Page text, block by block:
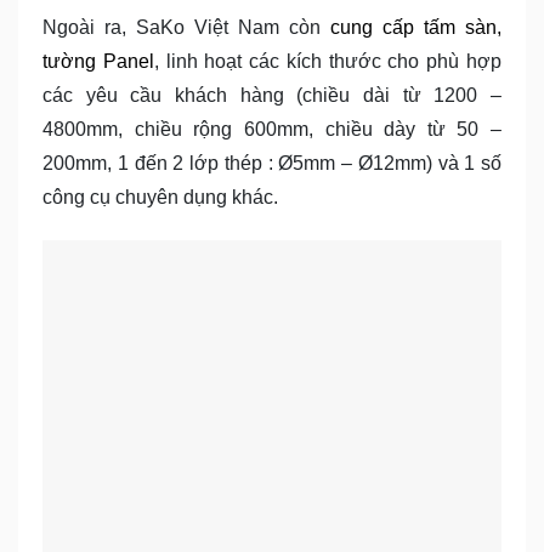
Ngoài ra, SaKo Việt Nam còn cung cấp tấm sàn,
tường Panel , linh hoạt các kích thước cho phù hợp
các yêu cầu khách hàng (chiều dài từ 1200 –
4800mm, chiều rộng 600mm, chiều dày từ 50 –
200mm, 1 đến 2 lớp thép : Ø5mm – Ø12mm) và 1 số
công cụ chuyên dụng khác.